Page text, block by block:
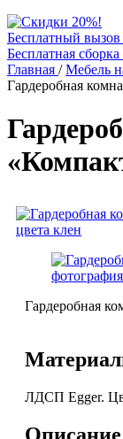
Бесплатный
Бесплатная
Главная /Мебель
Гардеробная
Гардеробная
ЛДСП Egger.